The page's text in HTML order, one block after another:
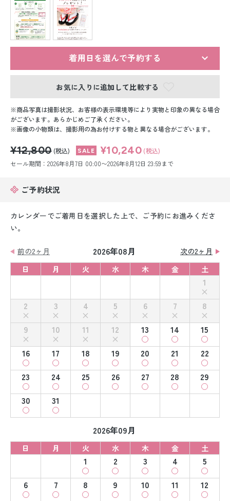
留袖レンタル
スーツレンタル
色打掛&紋付袴レンタル
白無垢&紋付袴レンタル
小物販売品
着用日を選んで予約する
お気に入りに追加して比較する
商品写真は撮影状況、お客様の表示環境等により実物と印象の異なる場合
がございます。あらかじめご了承ください。
画像の小物類は、撮影用の為お付けする物と異なる場合がございます。
¥12,800 (税込) ¥10,240 (税込)
セール期間：2026年8月7日 00:00〜2026年8月12日 23:59まで
ご予約状況
カレンダーでご着用日を選択した上で、ご予約にお進みくださ
い。
前の2ヶ月 2026年08月
次の2ヶ月
日
月 火 水 木 金 土
1
2
3 4 5 6 7
8
9
10 11 12 13 14
15
16
17 18 19 20 21
22
23
24 25 26 27 28
29
30
31
2026年09月
日 月 火 水 木 金 土
1 2 3 4
5
6
7 8 9 10 11
12